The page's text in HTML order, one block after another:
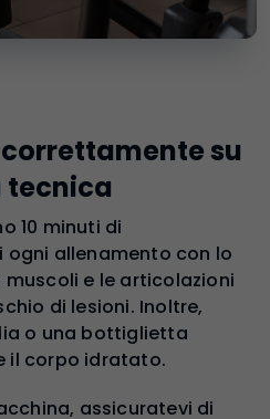
su
tecnica
10 minuti di
allenamento con lo
e le articolazioni
di lesioni. Inoltre,
o una bottiglietta
il corpo idratato.
assicuratevi di